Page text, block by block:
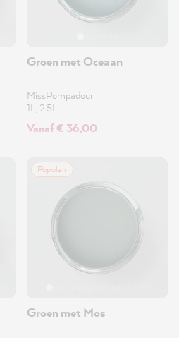
Groen met Oceaan
MissPompadour
1L, 2.5L
Vanaf € 36,00
Populair
Groen met Mos